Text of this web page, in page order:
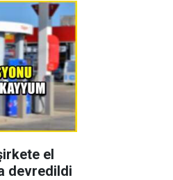
el
devredildi